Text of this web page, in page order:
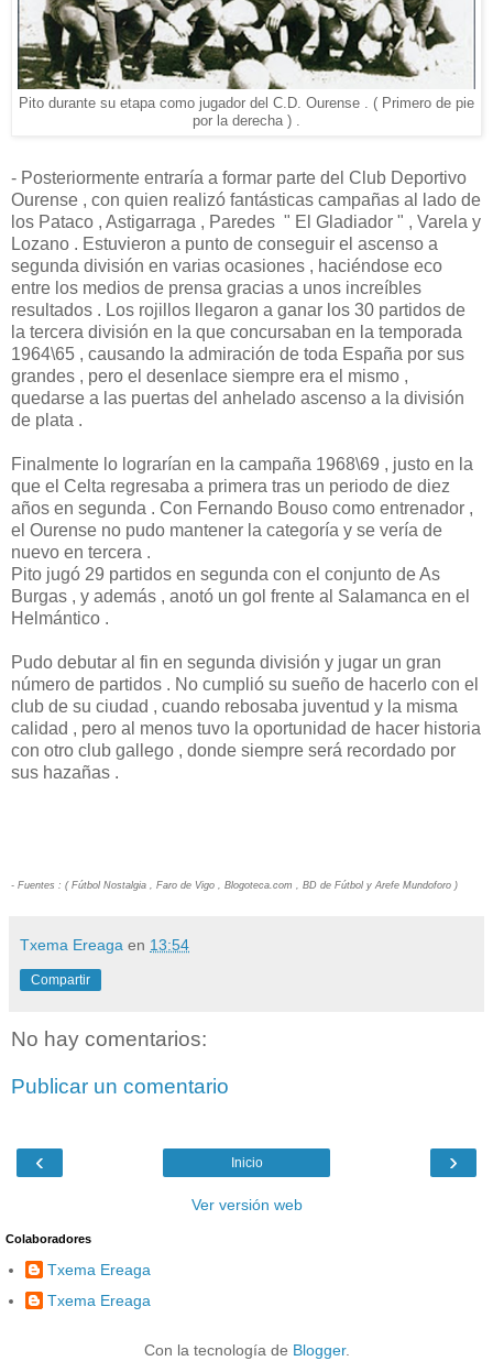
Pito durante su etapa como jugador del C.D. Ourense . ( Primero de pie
por la derecha ) .
- Posteriormente entraría a formar parte del Club Deportivo
Ourense , con quien realizó fantásticas campañas al lado de
los Pataco , Astigarraga , Paredes " El Gladiador " , Varela y
Lozano . Estuvieron a punto de conseguir el ascenso a
segunda división en varias ocasiones , haciéndose eco
entre los medios de prensa gracias a unos increíbles
resultados . Los rojillos llegaron a ganar los 30 partidos de
la tercera división en la que concursaban en la temporada
1964\65 , causando la admiración de toda España por sus
grandes , pero el desenlace siempre era el mismo ,
quedarse a las puertas del anhelado ascenso a la división
de plata .
Finalmente lo lograrían en la campaña 1968\69 , justo en la
que el Celta regresaba a primera tras un periodo de diez
años en segunda . Con Fernando Bouso como entrenador ,
el Ourense no pudo mantener la categoría y se vería de
nuevo en tercera .
Pito jugó 29 partidos en segunda con el conjunto de As
Burgas , y además , anotó un gol frente al Salamanca en el
Helmántico .
Pudo debutar al fin en segunda división y jugar un gran
número de partidos . No cumplió su sueño de hacerlo con el
club de su ciudad , cuando rebosaba juventud y la misma
calidad , pero al menos tuvo la oportunidad de hacer historia
con otro club gallego , donde siempre será recordado por
sus hazañas .
- Fuentes : ( Fútbol Nostalgia , Faro de Vigo , Blogoteca.com , BD de Fútbol y Arefe Mundoforo )
Txema Ereaga en 13:54
Compartir
No hay comentarios:
Publicar un comentario
‹ ›
Inicio
Ver versión web
Colaboradores
Txema Ereaga
Txema Ereaga
Con la tecnología de Blogger.